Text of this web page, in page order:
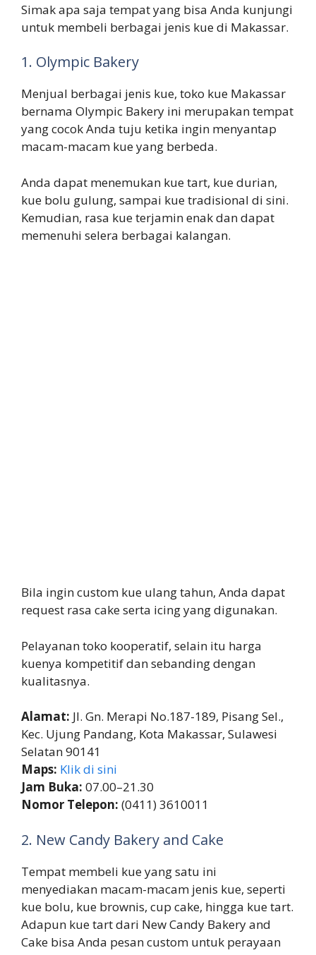
Simak apa saja tempat yang bisa Anda kunjungi
untuk membeli berbagai jenis kue di Makassar.
1. Olympic Bakery
Menjual berbagai jenis kue, toko kue Makassar
bernama Olympic Bakery ini merupakan tempat
yang cocok Anda tuju ketika ingin menyantap
macam-macam kue yang berbeda.
Anda dapat menemukan kue tart, kue durian,
kue bolu gulung, sampai kue tradisional di sini.
Kemudian, rasa kue terjamin enak dan dapat
memenuhi selera berbagai kalangan.
Bila ingin custom kue ulang tahun, Anda dapat
request rasa cake serta icing yang digunakan.
Pelayanan toko kooperatif, selain itu harga
kuenya kompetitif dan sebanding dengan
kualitasnya.
Alamat: Jl. Gn. Merapi No.187-189, Pisang Sel.,
Kec. Ujung Pandang, Kota Makassar, Sulawesi
Selatan 90141
Maps: Klik di sini
Jam Buka: 07.00–21.30
Nomor Telepon: (0411) 3610011
2. New Candy Bakery and Cake
Tempat membeli kue yang satu ini
menyediakan macam-macam jenis kue, seperti
kue bolu, kue brownis, cup cake, hingga kue tart.
Adapun kue tart dari New Candy Bakery and
Cake bisa Anda pesan custom untuk perayaan